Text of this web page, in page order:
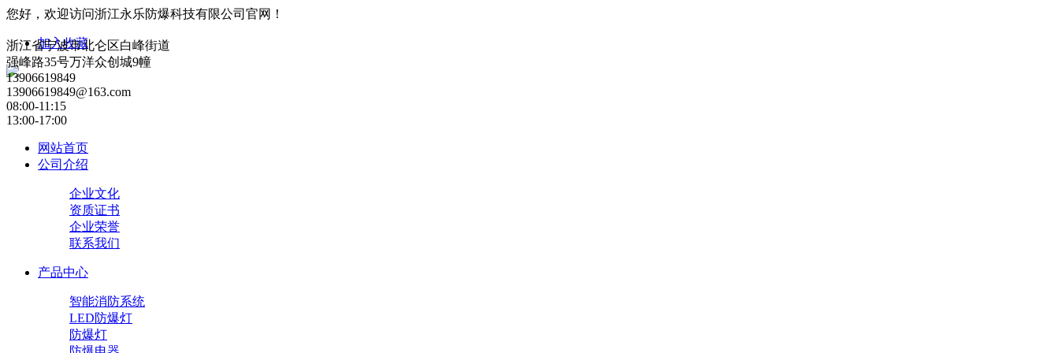
您好，欢迎访问浙江永乐防爆科技有限公司官网！
加入收藏
浙江省宁波市北仑区白峰街道
强峰路35号万洋众创城9幢
13906619849
13906619849@163.com
08:00-11:15
13:00-17:00
网站首页
公司介绍
企业文化
资质证书
企业荣誉
联系我们
产品中心
智能消防系统
LED防爆灯
防爆灯